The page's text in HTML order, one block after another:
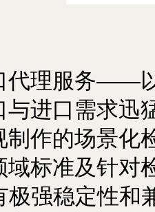
代理服务——
进口需求迅
作的场景化
标准及针对
强稳定性